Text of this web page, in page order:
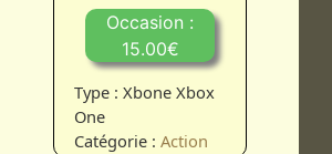
Occasion :
15.00€
Type : Xbone Xbox
One
Catégorie :Action